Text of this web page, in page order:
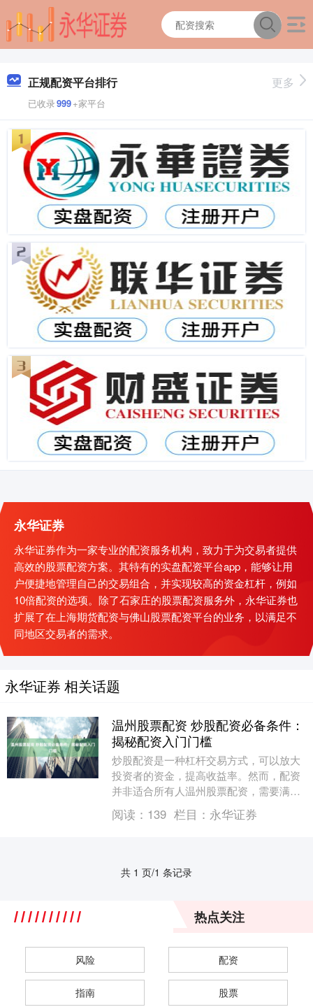
正规配资平台排行
已收录999+家平台
更多
永华证券
永华证券作为一家专业的配资服务机构，致力于为交易者提供
高效的股票配资方案。其特有的实盘配资平台app，能够让用
户便捷地管理自己的交易组合，并实现较高的资金杠杆，例如
10倍配资的选项。除了石家庄的股票配资服务外，永华证券也
扩展了在上海期货配资与佛山股票配资平台的业务，以满足不
同地区交易者的需求。
永华证券 相关话题
温州股票配资 炒股配资必备条件：
揭秘配资入门门槛
炒股配资是一种杠杆交易方式，可以放大
投资者的资金，提高收益率。然而，配资
并非适合所有人温州股票配资，需要满足
一定的条件才能参与。 股票配资杠杆的优
势在于它可以提....
阅读： 139 栏目： 永华证券
共 1 页/1 条记录
热点关注
风险 配资
指南 股票